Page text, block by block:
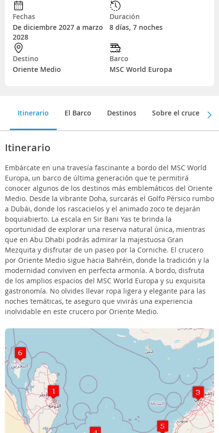
Fechas
De diciembre 2027 a marzo
2028
Duración
8 días, 7 noches
Destino
Oriente Medio
Barco
MSC World Europa
Itinerario El Barco Destinos Sobre el crucero
Itinerario
Embárcate en una travesía fascinante a bordo del MSC World
Europa, un barco de última generación que te permitirá
conocer algunos de los destinos más emblemáticos del Oriente
Medio. Desde la vibrante Doha, surcarás el Golfo Pérsico rumbo
a Dubái, donde los rascacielos y el animado zoco te dejarán
boquiabierto. La escala en Sir Bani Yas te brinda la
oportunidad de explorar una reserva natural única, mientras
que en Abu Dhabi podrás admirar la majestuosa Gran
Mezquita y disfrutar de un paseo por la Corniche. El crucero
por Oriente Medio sigue hacia Bahréin, donde la tradición y la
modernidad conviven en perfecta armonía. A bordo, disfruta
de los amplios espacios del MSC World Europa y su exquisita
gastronomía. No olvides llevar ropa ligera y elegante para las
noches temáticas, te aseguro que vivirás una experiencia
inolvidable en este crucero por Oriente Medio.